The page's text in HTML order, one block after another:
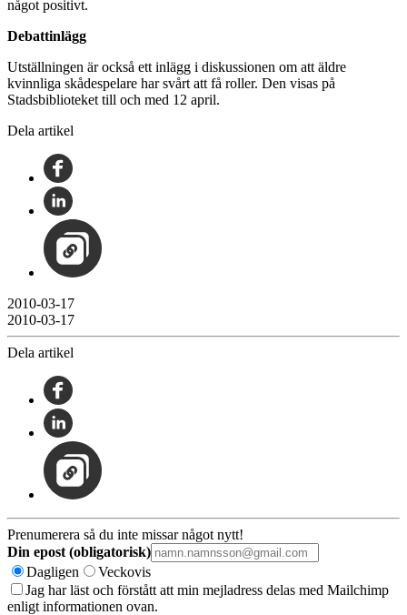
något positivt.
Debattinlägg
Utställningen är också ett inlägg i diskussionen om att äldre
kvinnliga skådespelare har svårt att få roller. Den visas på
Stadsbiblioteket till och med 12 april.
Dela artikel
2010-03-17
2010-03-17
Dela artikel
Prenumerera så du inte missar något nytt!
Din epost (obligatorisk)
Dagligen
Veckovis
Jag har läst och förstått att min mejladress delas med Mailchimp
enligt informationen ovan.